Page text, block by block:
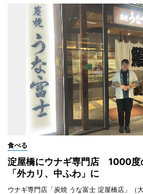
食べる
淀屋橋にウナギ専門店 1000度
「外カリ、中ふわ」に
ウナギ専門店「炭焼 うな富士 淀屋橋店」（